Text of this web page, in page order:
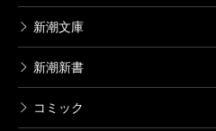
新潮文庫
新潮新書
コミック